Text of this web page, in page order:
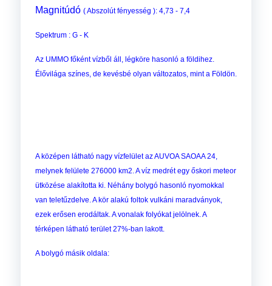
Magnitúdó ( Abszolút fényesség ): 4,73 - 7,4
Spektrum : G - K
Az UMMO főként vízből áll, légköre hasonló a földihez.
Élővilága színes, de kevésbé olyan változatos, mint a Földön.
A középen látható nagy vízfelület az AUVOA SAOAA 24,
melynek felülete 276000 km2. A víz medrét egy őskori meteor
ütközése alakította ki. Néhány bolygó hasonló nyomokkal
van teletűzdelve. A kör alakú foltok vulkáni maradványok,
ezek erősen erodáltak. A vonalak folyókat jelölnek. A
térképen látható terület 27%-ban lakott.
A bolygó másik oldala: